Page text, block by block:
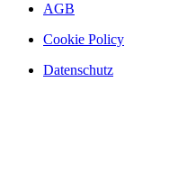
AGB
Cookie Policy
Datenschutz